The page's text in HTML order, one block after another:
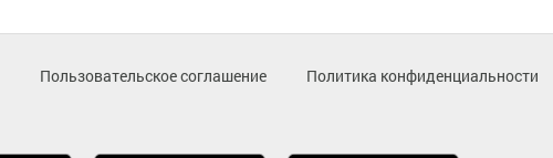
Пользовательское соглашение
Политика конфиденциальности